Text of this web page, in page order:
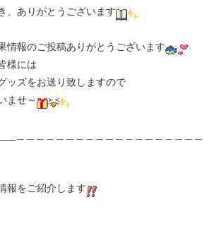
、ありがとうございます
情報のご投稿ありがとうございます
様には
ッズをお送り致しますので
ませ～
報をご紹介します